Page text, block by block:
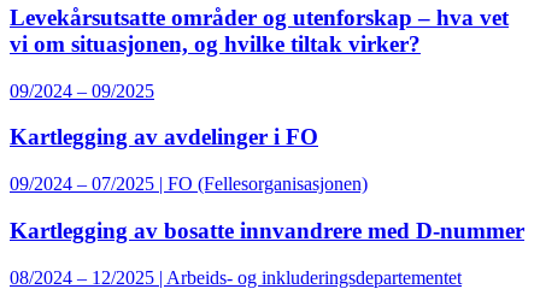
Levekårsutsatte områder og utenforskap – hva vet
vi om situasjonen, og hvilke tiltak virker?
09/2024 – 09/2025
Kartlegging av avdelinger i FO
09/2024 – 07/2025 | FO (Fellesorganisasjonen)
Kartlegging av bosatte innvandrere med D-nummer
08/2024 – 12/2025 | Arbeids- og inkluderingsdepartementet